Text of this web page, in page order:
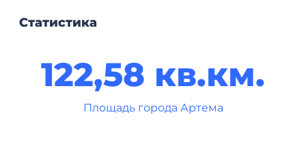
Статистика
122,58 кв.км.
Площадь города Артема